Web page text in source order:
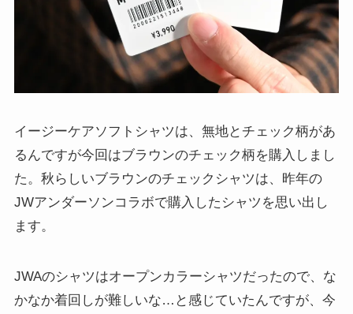
イージーケアソフトシャツは、無地とチェック柄があ
るんですが今回はブラウンのチェック柄を購入しまし
た。秋らしいブラウンのチェックシャツは、昨年の
JWアンダーソンコラボで購入したシャツを思い出し
ます。
JWAのシャツはオープンカラーシャツだったので、な
かなか着回しが難しいな…と感じていたんですが、今